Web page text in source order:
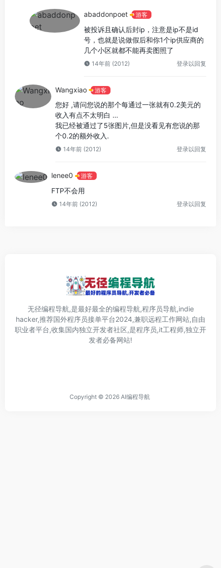
abaddonpoet 游客
被投诉且确认后封ip，注意是ip不是id
号，也就是说做假后和你1个ip供应商的
几个小区就都不能再卖图照了
14年前 (2012) 登录以回复
Wangxiao 游客
您好 ,请问您说的那个每通过一张就有0.2美元的
收入有点不太明白 …
我已经被通过了5张图片,但是没看见有您说的那
个0.2的额外收入.
14年前 (2012) 登录以回复
lenee0 游客
FTP不会用
14年前 (2012) 登录以回复
无径编程导航,是最好最全的编程导航,程序员导航,indie
hacker,推荐国外程序员接单平台2024,兼职远程工作网站,自由
职业者平台,收集国内独立开发者社区,是程序员,it工程师,独立开
发者必备网站!
Copyright © 2026 AI编程导航